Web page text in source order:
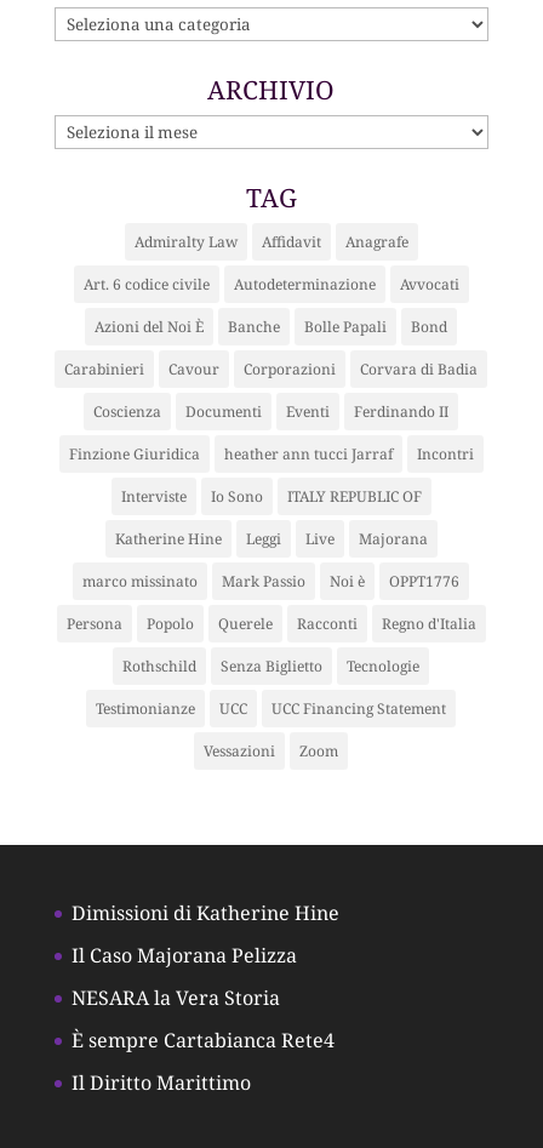
CATEGORIE
ARCHIVIO
ARCHIVIO
TAG
Admiralty Law Affidavit Anagrafe
Art. 6 codice civile Autodeterminazione Avvocati
Azioni del Noi È Banche Bolle Papali Bond
Carabinieri Cavour Corporazioni Corvara di Badia
Coscienza Documenti Eventi Ferdinando II
Finzione Giuridica heather ann tucci Jarraf Incontri
Interviste Io Sono ITALY REPUBLIC OF
Katherine Hine Leggi Live Majorana
marco missinato Mark Passio Noi è OPPT1776
Persona Popolo Querele Racconti Regno d'Italia
Rothschild Senza Biglietto Tecnologie
Testimonianze UCC UCC Financing Statement
Vessazioni Zoom
Dimissioni di Katherine Hine
Il Caso Majorana Pelizza
NESARA la Vera Storia
È sempre Cartabianca Rete4
Il Diritto Marittimo